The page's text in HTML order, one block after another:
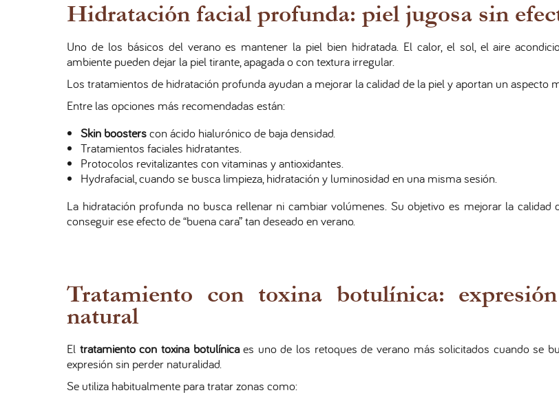
Hidratación facial profunda: piel jugosa sin
Uno de los básicos del verano es mantener la piel bien hidratada. El calor, el sol, el aire
ambiente pueden dejar la piel tirante, apagada o con textura irregular.
Los tratamientos de hidratación profunda ayudan a mejorar la calidad de la piel y aportan un aspecto
Entre las opciones más recomendadas están:
Skin boosterscon ácido hialurónico de baja densidad.
Tratamientos faciales hidratantes.
Protocolos revitalizantes con vitaminas y antioxidantes.
Hydrafacial, cuando se busca limpieza, hidratación y luminosidad en una misma sesión.
La hidratación profunda no busca rellenar ni cambiar volúmenes. Su objetivo es mejorar la calidad
conseguir ese efecto de “buena cara” tan deseado en verano.
Tratamiento con toxina botulínica:
natural
El tratamiento con toxina botulínicaes uno de los retoques de verano más solicitados cuando se
expresión sin perder naturalidad.
Se utiliza habitualmente para tratar zonas como: